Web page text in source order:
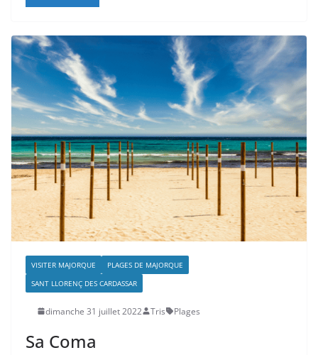
VISITER MAJORQUE
PLAGES DE MAJORQUE
SANT LLORENÇ DES CARDASSAR
dimanche 31 juillet 2022 Tris Plages
Sa Coma